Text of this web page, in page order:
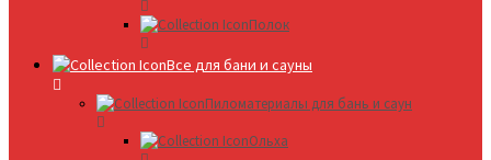
Полок
Все для бани и сауны
Пиломатериалы для бань и саун
Ольха